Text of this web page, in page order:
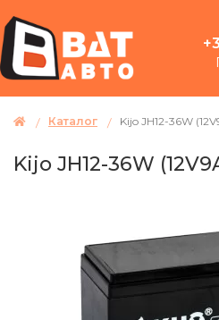
Каталог Kijo JH12-36W
Kijo JH12-36W